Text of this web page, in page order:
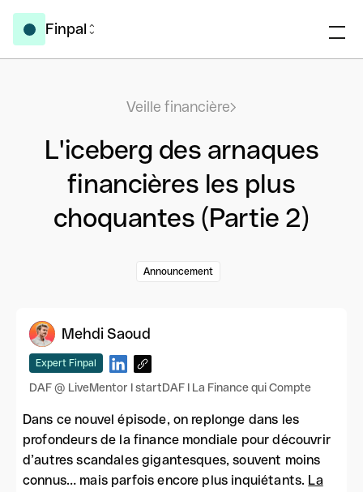
Finpal
Veille financière
L'iceberg des arnaques
financières les plus
choquantes (Partie 2)
Announcement
Mehdi Saoud
Expert Finpal
DAF @ LiveMentor I startDAF I La Finance qui Compte
Dans ce nouvel épisode, on replonge dans les
profondeurs de la finance mondiale pour découvrir
d’autres scandales gigantesques, souvent moins
connus… mais parfois encore plus inquiétants. La